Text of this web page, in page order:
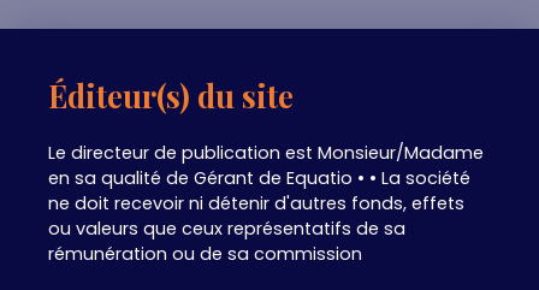
Éditeur(s) du site
Le directeur de publication est Monsieur/Madame
en sa qualité de Gérant de Equatio • • La société
ne doit recevoir ni détenir d'autres fonds, effets
ou valeurs que ceux représentatifs de sa
rémunération ou de sa commission